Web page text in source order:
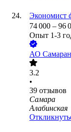
Экономист
74 000 – 96
Опыт 1-3
АО
3.2
•
39 отзывов
Самара
Алабинская